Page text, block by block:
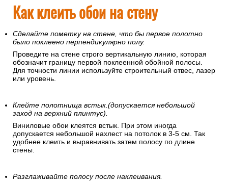
Как клеить обои на стену
Сделайте пометку на стене, что бы первое полотно
было поклеено перпендикулярно полу.
Проведите на стене строго вертикальную линию, которая
обозначит границу первой поклеенной обойной полосы.
Для точности линии используйте строительный отвес, лазер
или уровень.
Клейте полотнища встык.(допускается небольшой
заход на верхний плинтус).
Виниловые обои клеятся встык. При этом иногда
допускается небольшой нахлест на потолок в 3-5 см. Так
удобнее клеить и выравнивать затем полосу по длине
стены.
Разглаживайте полосу после наклеивания.